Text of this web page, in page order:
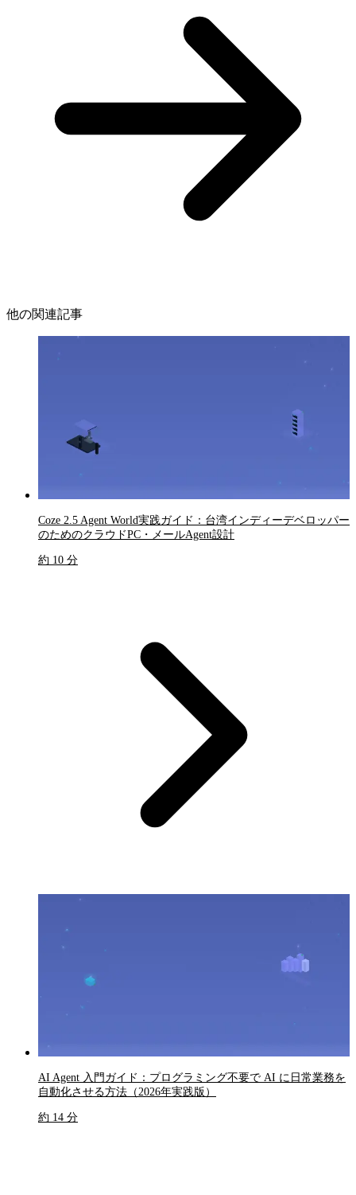
他の関連記事
Coze 2.5 Agent World実践ガイド：台湾インディーデベロッパー
のためのクラウドPC・メールAgent設計
約 10 分
AI Agent 入門ガイド：プログラミング不要で AI に日常業務を
自動化させる方法（2026年実践版）
約 14 分